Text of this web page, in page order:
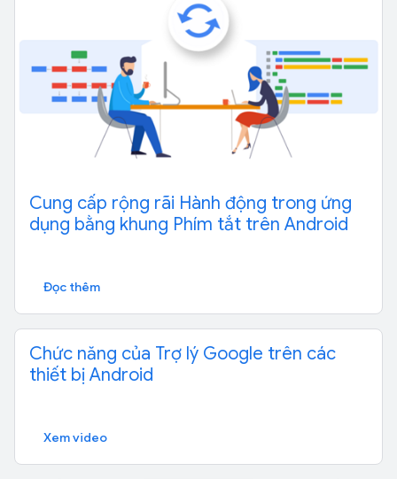
Cung cấp rộng rãi Hành động trong ứng
dụng bằng khung Phím tắt trên Android
Đọc thêm
Chức năng của Trợ lý Google trên các
thiết bị Android
Xem video